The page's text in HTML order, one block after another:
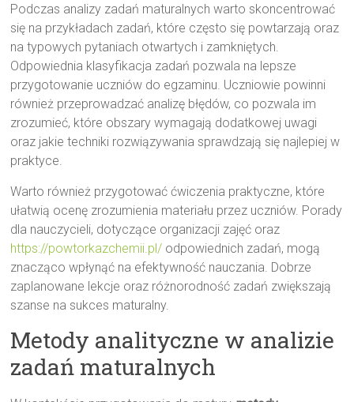
Podczas analizy zadań maturalnych warto skoncentrować
się na przykładach zadań, które często się powtarzają oraz
na typowych pytaniach otwartych i zamkniętych.
Odpowiednia klasyfikacja zadań pozwala na lepsze
przygotowanie uczniów do egzaminu. Uczniowie powinni
również przeprowadzać analizę błędów, co pozwala im
zrozumieć, które obszary wymagają dodatkowej uwagi
oraz jakie techniki rozwiązywania sprawdzają się najlepiej w
praktyce.
Warto również przygotować ćwiczenia praktyczne, które
ułatwią ocenę zrozumienia materiału przez uczniów. Porady
dla nauczycieli, dotyczące organizacji zajęć oraz
https://powtorkazchemii.pl/ odpowiednich zadań, mogą
znacząco wpłynąć na efektywność nauczania. Dobrze
zaplanowane lekcje oraz różnorodność zadań zwiększają
szanse na sukces maturalny.
Metody analityczne w analizie
zadań maturalnych